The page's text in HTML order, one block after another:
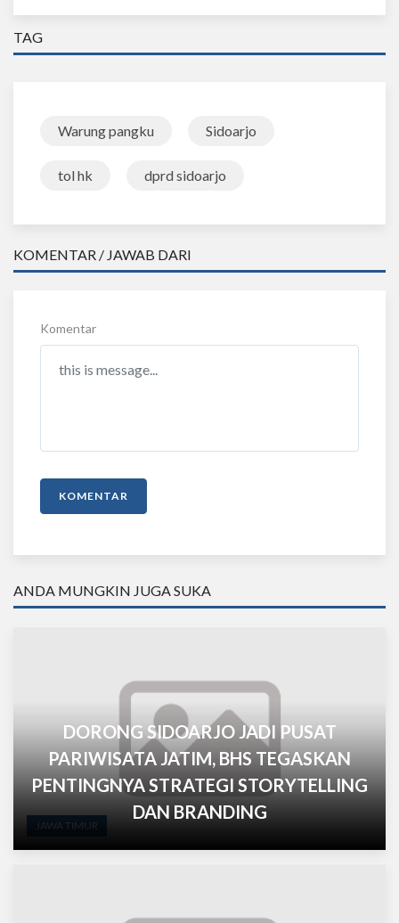
TAG
Warung pangku Sidoarjo
tol hk dprd sidoarjo
KOMENTAR / JAWAB DARI
Komentar
KOMENTAR
ANDA MUNGKIN JUGA SUKA
JAWA TIMUR
DORONG SIDOARJO JADI PUSAT
PARIWISATA JATIM, BHS TEGASKAN
PENTINGNYA STRATEGI STORYTELLING
DAN BRANDING